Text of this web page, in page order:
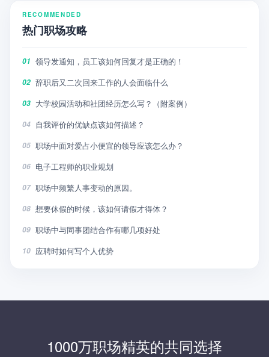
RECOMMENDED
热门职场攻略
01 领导发通知，员工该如何回复才是正确的！
02 辞职后又二次回来工作的人会面临什么
03 大学校园活动和社团经历怎么写？（附案例）
04 自我评价的优缺点该如何描述？
05 职场中面对爱占小便宜的领导应该怎么办？
06 电子工程师的职业规划
07 职场中频繁人事变动的原因。
08 想要休假的时候，该如何请假才得体？
09 职场中与同事团结合作有哪几项好处
10 应聘时如何写个人优势
1000万职场精英的共同选择